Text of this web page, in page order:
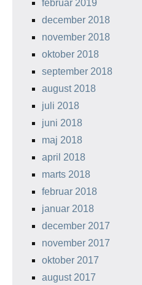
februar 2019
december 2018
november 2018
oktober 2018
september 2018
august 2018
juli 2018
juni 2018
maj 2018
april 2018
marts 2018
februar 2018
januar 2018
december 2017
november 2017
oktober 2017
august 2017